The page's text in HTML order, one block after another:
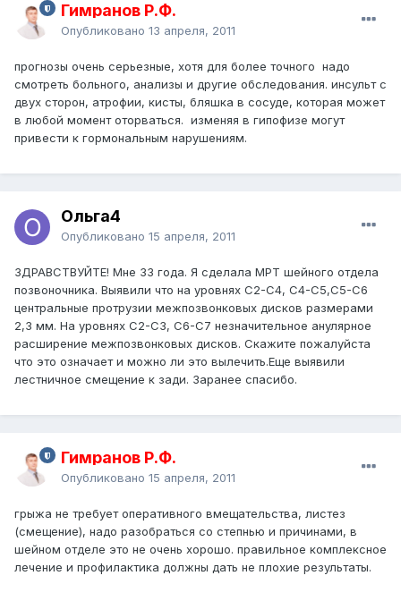
Гимранов Р.Ф.
Опубликовано 13 апреля, 2011
прогнозы очень серьезные, хотя для более точного надо
смотреть больного, анализы и другие обследования. инсульт с
двух сторон, атрофии, кисты, бляшка в сосуде, которая может
в любой момент оторваться. изменяя в гипофизе могут
привести к гормональным нарушениям.
Ольга4
Опубликовано 15 апреля, 2011
ЗДРАВСТВУЙТЕ! Мне 33 года. Я сделала МРТ шейного отдела
позвоночника. Выявили что на уровнях С2-С4, С4-С5,С5-С6
центральные протрузии межпозвонковых дисков размерами
2,3 мм. На уровнях С2-С3, С6-С7 незначительное анулярное
расширение межпозвонковых дисков. Скажите пожалуйста
что это означает и можно ли это вылечить.Еще выявили
лестничное смещение к зади. Заранее спасибо.
Гимранов Р.Ф.
Опубликовано 15 апреля, 2011
грыжа не требует оперативного вмещательства, листез
(смещение), надо разобраться со степнью и причинами, в
шейном отделе это не очень хорошо. правильное комплексное
лечение и профилактика должны дать не плохие результаты.